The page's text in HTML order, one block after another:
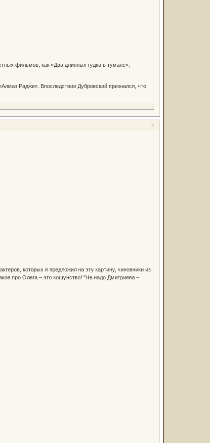
фильмов, как «Два длинных гудка в тумане»,
Раджи». Впоследствии Дубровский признался, что
2
которых я предложил на эту картину, чиновники из
про Олега – это кощунство! "Не надо Дмитриева –